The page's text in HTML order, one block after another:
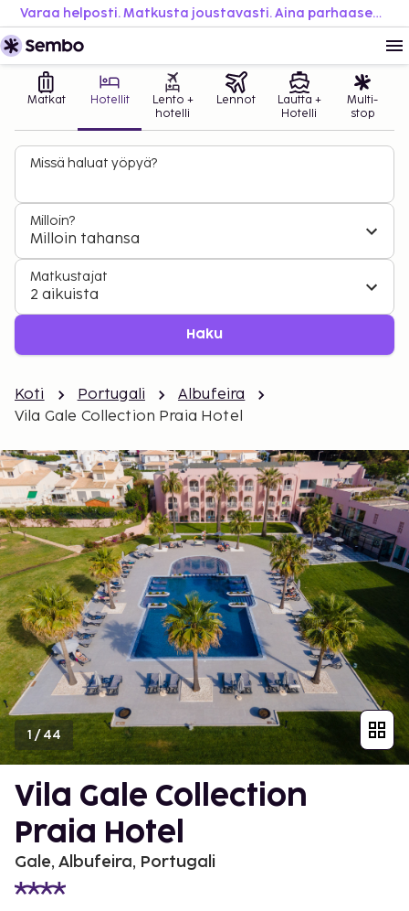
Varaa helposti. Matkusta joustavasti. Aina parhaaseen hintaan.
Matkat Hotellit
Lento +
hotelli
Lennot
Lautta +
Hotelli
Multi-
stop
Missä haluat yöpyä?
Milloin?
Milloin tahansa
Matkustajat
2 aikuista
Haku
Koti Portugali
Albufeira
Vila Gale Collection Praia Hotel
1 /44
Vila Gale Collection
Praia Hotel
Gale, Albufeira, Portugali